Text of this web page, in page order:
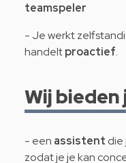
teamspeler
- Je werkt
handeltproactief.
Wij bieden
- een assistent die
zodat je je kan